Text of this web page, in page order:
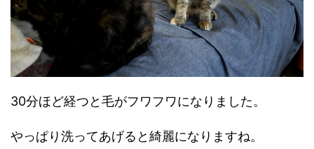
30分ほど経つと毛がフワフワになりました。
やっぱり洗ってあげると綺麗になりますね。